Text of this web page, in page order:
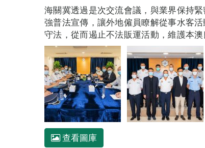
海關冀透過是次交流會議，與業界保持
強普法宣傳，讓外地僱員瞭解從事水客
守法，從而遏止不法販運活動，維護本澳
查看圖庫